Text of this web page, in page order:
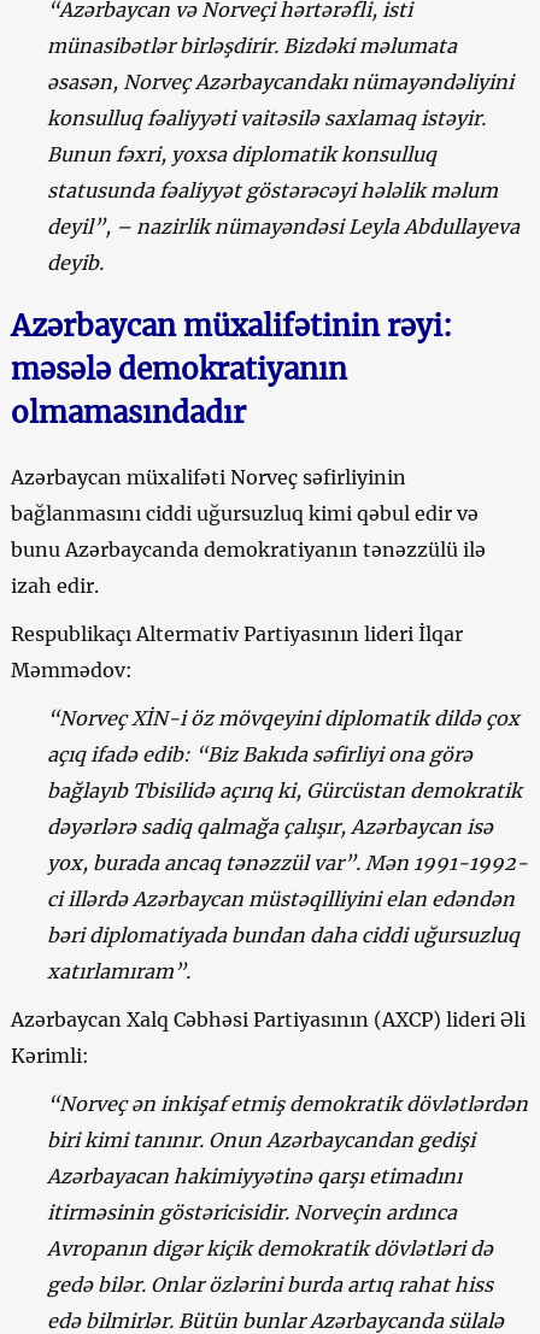
“Azərbaycan və Norveçi hərtərəfli, isti
münasibətlər birləşdirir. Bizdəki məlumata
əsasən, Norveç Azərbaycandakı nümayəndəliyini
konsulluq fəaliyyəti vaitəsilə saxlamaq istəyir.
Bunun fəxri, yoxsa diplomatik konsulluq
statusunda fəaliyyət göstərəcəyi hələlik məlum
deyil”, – nazirlik nümayəndəsi Leyla Abdullayeva
deyib.
Azərbaycan müxalifətinin rəyi:
məsələ demokratiyanın
olmamasındadır
Azərbaycan müxalifəti Norveç səfirliyinin
bağlanmasını ciddi uğursuzluq kimi qəbul edir və
bunu Azərbaycanda demokratiyanın tənəzzülü ilə
izah edir.
Respublikaçı Altermativ Partiyasının lideri İlqar
Məmmədov:
“Norveç XİN-i öz mövqeyini diplomatik dildə çox
açıq ifadə edib: “Biz Bakıda səfirliyi ona görə
bağlayıb Tbisilidə açırıq ki, Gürcüstan demokratik
dəyərlərə sadiq qalmağa çalışır, Azərbaycan isə
yox, burada ancaq tənəzzül var”. Mən 1991-1992-
ci illərdə Azərbaycan müstəqilliyini elan edəndən
bəri diplomatiyada bundan daha ciddi uğursuzluq
xatırlamıram”.
Azərbaycan Xalq Cəbhəsi Partiyasının (AXCP) lideri Əli
Kərimli:
“Norveç ən inkişaf etmiş demokratik dövlətlərdən
biri kimi tanınır. Onun Azərbaycandan gedişi
Azərbayacan hakimiyyətinə qarşı etimadını
itirməsinin göstəricisidir. Norveçin ardınca
Avropanın digər kiçik demokratik dövlətləri də
gedə bilər. Onlar özlərini burda artıq rahat hiss
edə bilmirlər. Bütün bunlar Azərbaycanda sülalə